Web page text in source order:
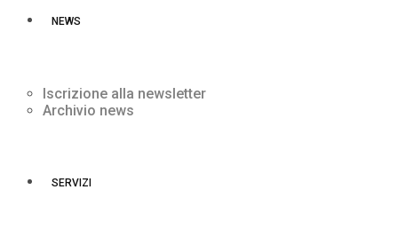
NEWS
Iscrizione alla newsletter
Archivio news
SERVIZI